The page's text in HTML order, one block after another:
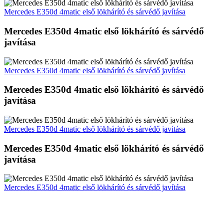
Mercedes E350d 4matic első lökhárító és sárvédő javítása
Mercedes E350d 4matic első lökhárító és sárvédő
javítása
Mercedes E350d 4matic első lökhárító és sárvédő javítása
Mercedes E350d 4matic első lökhárító és sárvédő
javítása
Mercedes E350d 4matic első lökhárító és sárvédő javítása
Mercedes E350d 4matic első lökhárító és sárvédő
javítása
Mercedes E350d 4matic első lökhárító és sárvédő javítása